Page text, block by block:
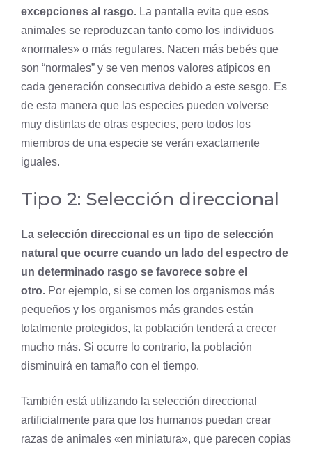
excepciones al rasgo. La pantalla evita que esos
animales se reproduzcan tanto como los individuos
«normales» o más regulares. Nacen más bebés que
son “normales” y se ven menos valores atípicos en
cada generación consecutiva debido a este sesgo. Es
de esta manera que las especies pueden volverse
muy distintas de otras especies, pero todos los
miembros de una especie se verán exactamente
iguales.
Tipo 2: Selección direccional
La selección direccional es un tipo de selección
natural que ocurre cuando un lado del espectro de
un determinado rasgo se favorece sobre el
otro. Por ejemplo, si se comen los organismos más
pequeños y los organismos más grandes están
totalmente protegidos, la población tenderá a crecer
mucho más. Si ocurre lo contrario, la población
disminuirá en tamaño con el tiempo.
También está utilizando la selección direccional
artificialmente para que los humanos puedan crear
razas de animales «en miniatura», que parecen copias